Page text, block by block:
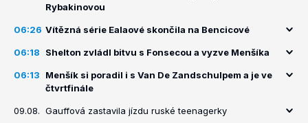
Rybakinovou
06:26 Vítězná série Ealaové skončila na Bencicové
06:18 Shelton zvládl bitvu s Fonsecou a vyzve Menšíka
06:13
Menšík si poradil i s Van De Zandschulpem a je ve
čtvrtfinále
09.08. Gauffová zastavila jízdu ruské teenagerky